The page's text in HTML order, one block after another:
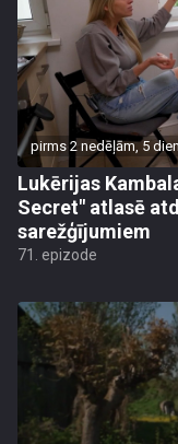
pirms 2 nedēļām, 5
Lukērijas
Secret" atlasē
sarežģījumiem
71. epizode